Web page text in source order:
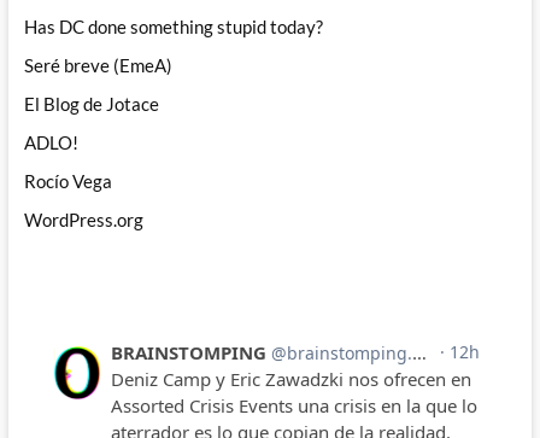
Has DC done something stupid today?
Seré breve (EmeA)
El Blog de Jotace
ADLO!
Rocío Vega
WordPress.org